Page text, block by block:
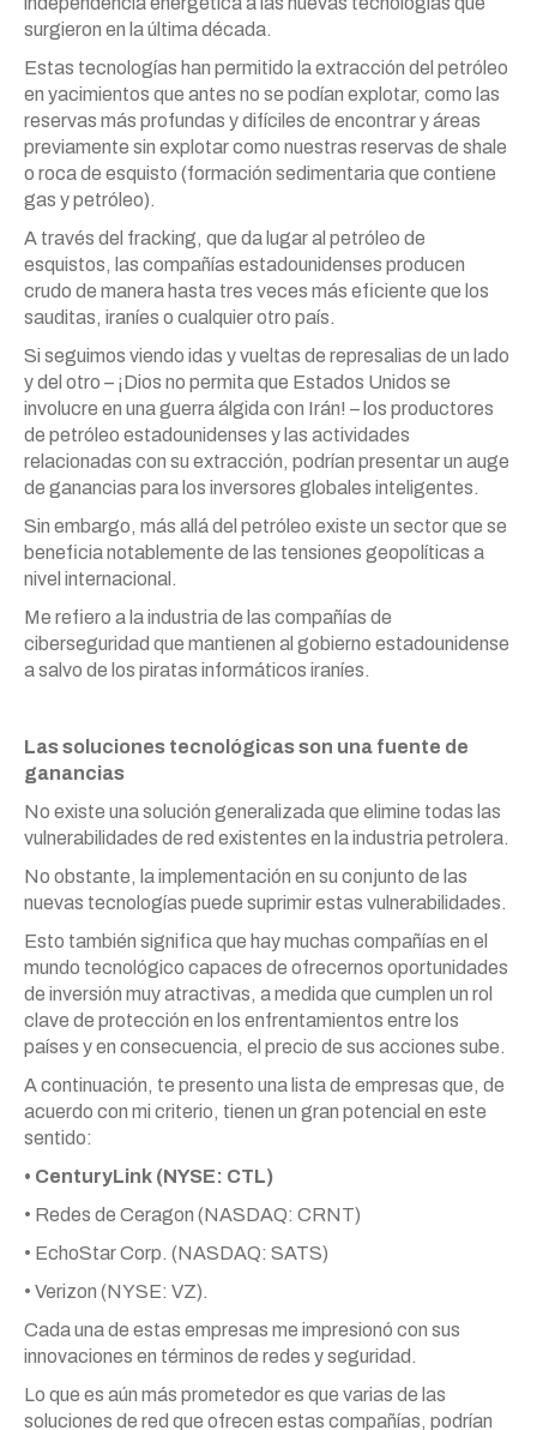
surgieron en la última década.
Estas tecnologías han permitido la extracción del petróleo
en yacimientos que antes no se podían explotar, como las
reservas más profundas y difíciles de encontrar y áreas
previamente sin explotar como nuestras reservas de shale
o roca de esquisto (formación sedimentaria que contiene
gas y petróleo).
A través del fracking, que da lugar al petróleo de
esquistos, las compañías estadounidenses producen
crudo de manera hasta tres veces más eficiente que los
sauditas, iraníes o cualquier otro país.
Si seguimos viendo idas y vueltas de represalias de un lado
y del otro – ¡Dios no permita que Estados Unidos se
involucre en una guerra álgida con Irán! – los productores
de petróleo estadounidenses y las actividades
relacionadas con su extracción, podrían presentar un auge
de ganancias para los inversores globales inteligentes.
Sin embargo, más allá del petróleo existe un sector que se
beneficia notablemente de las tensiones geopolíticas a
nivel internacional.
Me refiero a la industria de las compañías de
ciberseguridad que mantienen al gobierno estadounidense
a salvo de los piratas informáticos iraníes.
Las soluciones tecnológicas son una fuente de
ganancias
No existe una solución generalizada que elimine todas las
vulnerabilidades de red existentes en la industria petrolera.
No obstante, la implementación en su conjunto de las
nuevas tecnologías puede suprimir estas vulnerabilidades.
Esto también significa que hay muchas compañías en el
mundo tecnológico capaces de ofrecernos oportunidades
de inversión muy atractivas, a medida que cumplen un rol
clave de protección en los enfrentamientos entre los
países y en consecuencia, el precio de sus acciones sube.
A continuación, te presento una lista de empresas que, de
acuerdo con mi criterio, tienen un gran potencial en este
sentido:
• CenturyLink (NYSE: CTL)
• Redes de Ceragon (NASDAQ: CRNT)
• EchoStar Corp. (NASDAQ: SATS)
• Verizon (NYSE: VZ).
Cada una de estas empresas me impresionó con sus
innovaciones en términos de redes y seguridad.
Lo que es aún más prometedor es que varias de las
soluciones de red que ofrecen estas compañías, podrían